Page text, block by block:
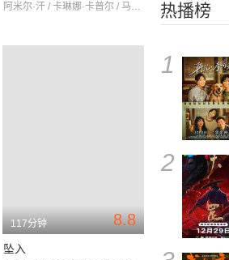
热播榜
1
2
阿米尔·汗 / 卡琳娜·卡普尔 / 马达范
8.8
117分钟
坠入